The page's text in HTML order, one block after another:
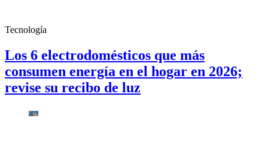
Tecnología
Los 6 electrodomésticos que más
consumen energía en el hogar en 2026;
revise su recibo de luz